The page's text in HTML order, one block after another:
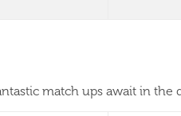
match ups await in the